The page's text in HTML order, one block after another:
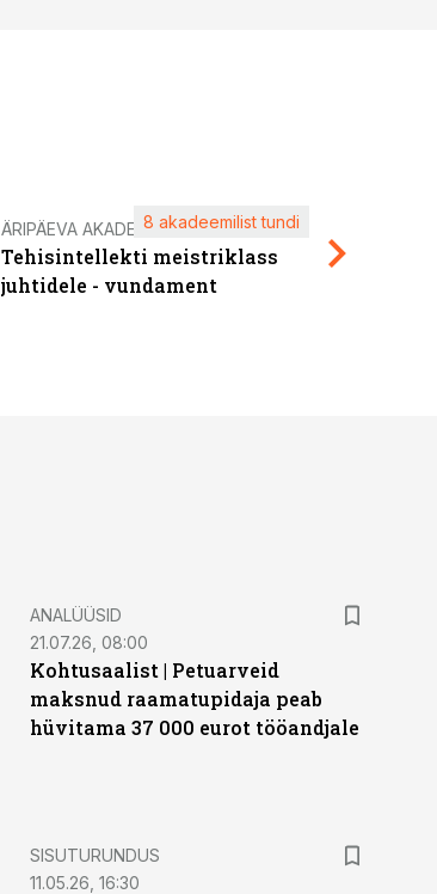
ÄRIPÄEVA AKADEEMIA
Tehisintellekti meistriklass
juhtidele - vundament
8 akadeemilist tundi
ANALÜÜSID
21.07.26, 08:00
Kohtusaalist | Petuarveid
maksnud raamatupidaja peab
hüvitama 37 000 eurot tööandjale
ST
SISUTURUNDUS
11.05.26, 16:30